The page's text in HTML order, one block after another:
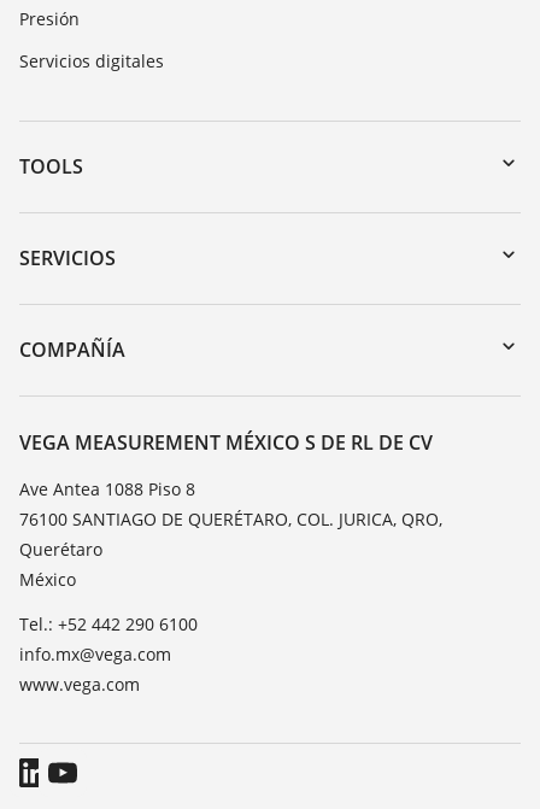
Presión
Servicios digitales
TOOLS
Zona de descarga
Búsqueda por número de serie
DTM Collection/PACTware
SERVICIOS
Devolución de instrumentos
Cursos de formacion
Lista de resistencias
TeamViewer
COMPAÑÍA
Acerca de VEGA
Contacto
Notícias
Prensa
Blog
VEGA MEASUREMENT MÉXICO S DE RL DE CV
Ave Antea 1088 Piso 8
76100 SANTIAGO DE QUERÉTARO, COL. JURICA, QRO,
Querétaro
México
Tel.: +52 442 290 6100
info.mx@vega.com
www.vega.com